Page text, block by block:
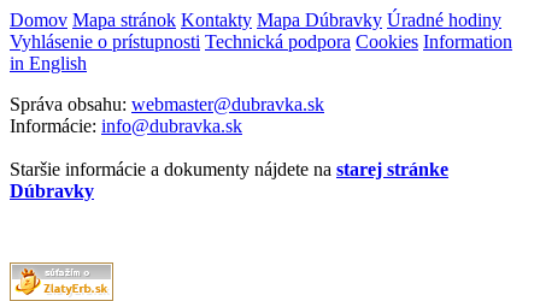
Domov Mapa stránok Kontakty Mapa Dúbravky Úradné hodiny
Vyhlásenie o prístupnosti Technická podpora Cookies Information
in English
Správa obsahu: webmaster@dubravka.sk
Informácie: info@dubravka.sk
Staršie informácie a dokumenty nájdete na starej stránke
Dúbravky